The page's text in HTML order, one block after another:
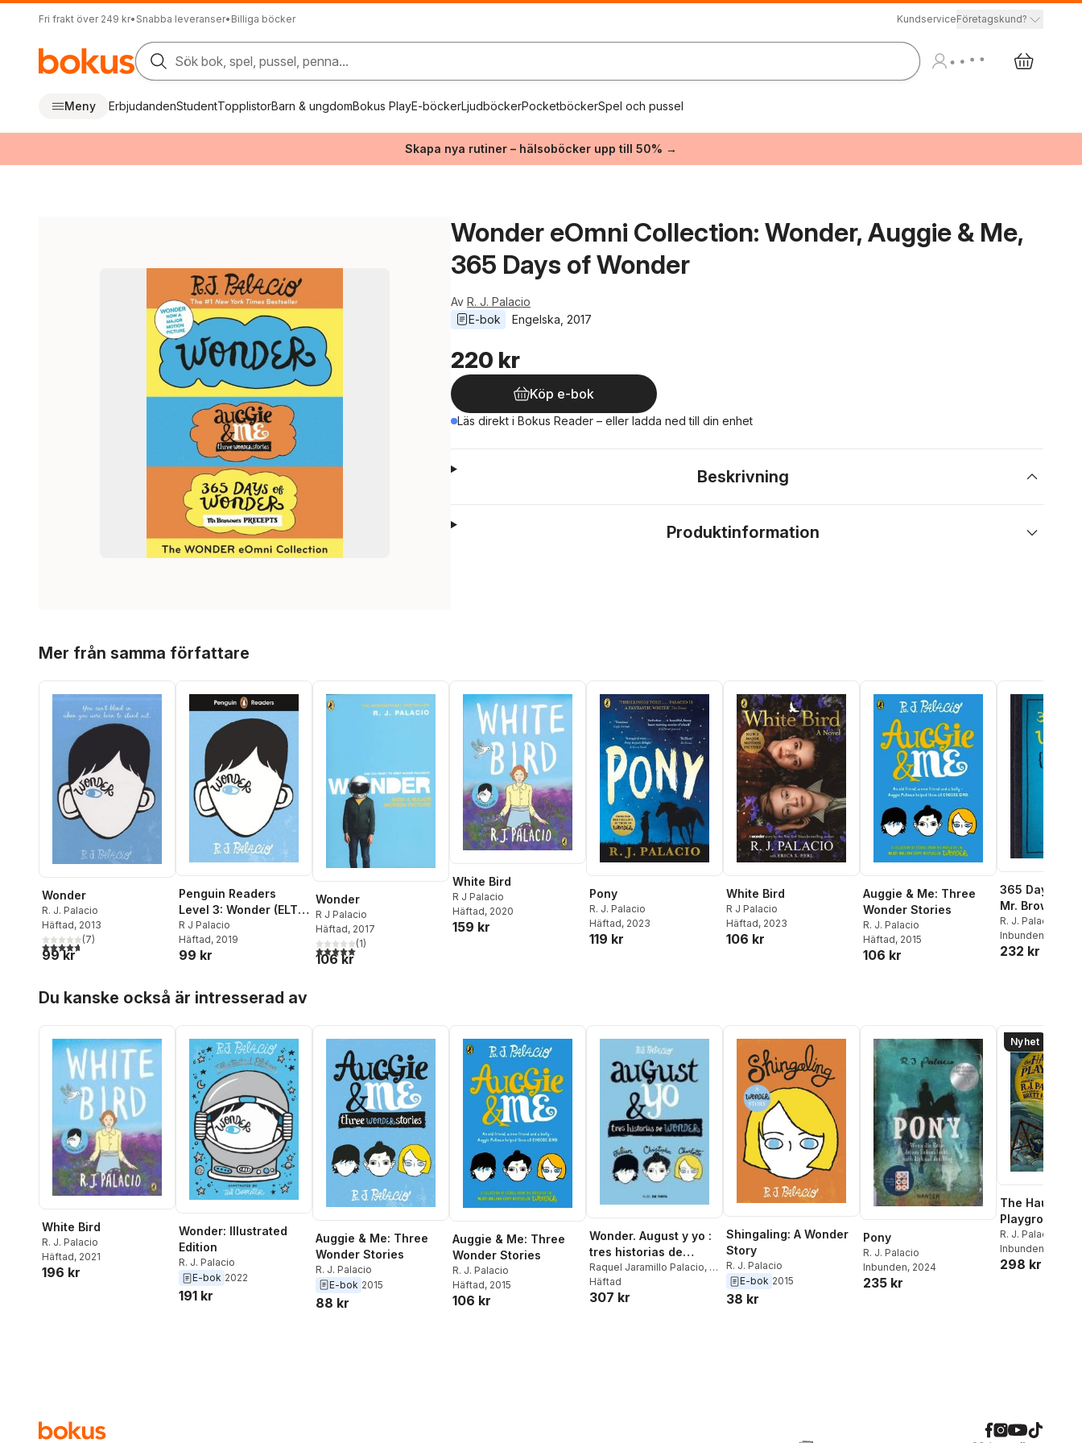
Fri frakt över 249 kr• Snabba leveranser• Billiga böcker KundserviceFöretagskund?
Sök bok, spel, pussel, penna...
Meny ErbjudandenStudentTopplistorBarn & ungdomBokus PlayE-böckerLjudböckerPocketböckerSpel och pussel
Skapa nya rutiner – hälsoböcker upp till 50% →
Wonder eOmni Collection: Wonder, Auggie & Me,
365 Days of Wonder
Av R. J. Palacio
E-bok
Engelska 2017
220 kr
Köp e-bok
Läs direkt i Bokus Reader – eller ladda ned till din enhet
Beskrivning
Produktinformation
Mer från samma författare
Wonder
R. J. Palacio
Häftad, 2013
4,7utav 5 stjärnor. Totalt antal röster:
(7)
99 kr
Penguin Readers
Level 3: Wonder (ELT
Graded Reader)
R J Palacio
Häftad, 2019
99 kr
Wonder
R J Palacio
Häftad, 2017
5,0utav 5 stjärnor. Totalt antal röster:
(1)
106 kr
White Bird
R J Palacio
Häftad, 2020
159 kr
Pony
R. J. Palacio
Häftad, 2023
119 kr
White Bird
R J Palacio
Häftad, 2023
106 kr
Auggie & Me: Three
Wonder Stories
R. J. Palacio
Häftad, 2015
106 kr
365 Days of
Mr. Browne's
Precepts
R. J. Palacio
Inbunden
232 kr
Du kanske också är intresserad av
White Bird
R. J. Palacio
Häftad, 2021
196 kr
Wonder: Illustrated
Edition
R. J. Palacio
E-bok 2022
191 kr
Auggie & Me: Three
Wonder Stories
R. J. Palacio
E-bok 2015
88 kr
Auggie & Me: Three
Wonder Stories
R. J. Palacio
Häftad, 2015
106 kr
Wonder. August y yo :
tres historias de
Wonder
Raquel Jaramillo Palacio, R.
J. Palacio
Häftad
307 kr
Shingaling: A Wonder
Story
R. J. Palacio
E-bok 2015
38 kr
Pony
R. J. Palacio
Inbunden, 2024
235 kr
Nyhet
The Haunted
Playground
R. J. Palacio
Inbunden
298 kr